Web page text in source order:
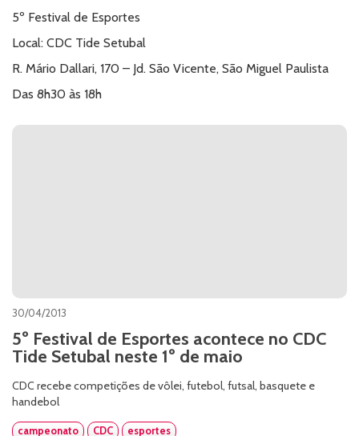
5º Festival de Esportes
Local: CDC Tide Setubal
R. Mário Dallari, 170 – Jd. São Vicente, São Miguel Paulista
Das 8h30 às 18h
30/04/2013
5º Festival de Esportes acontece no CDC
Tide Setubal neste 1º de maio
CDC recebe competições de vôlei, futebol, futsal, basquete e
handebol
campeonato CDC esportes